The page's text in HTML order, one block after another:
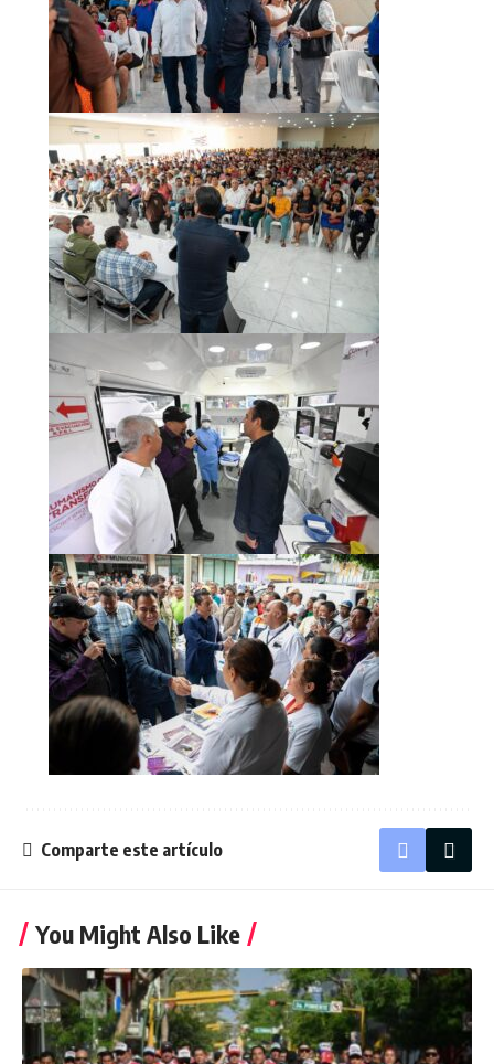
Comparte este artículo
You Might Also Like